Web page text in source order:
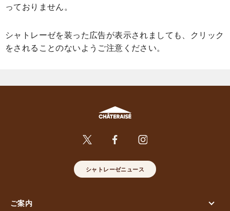
っておりません。
シャトレーゼを装った広告が表示されましても、クリック
をされることのないようご注意ください。
シャトレーゼニュース
ご案内